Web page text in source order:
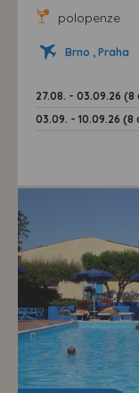
polopenze
Brno , Praha
27.08. - 03.09.26 (8
03.09. - 10.09.26 (8